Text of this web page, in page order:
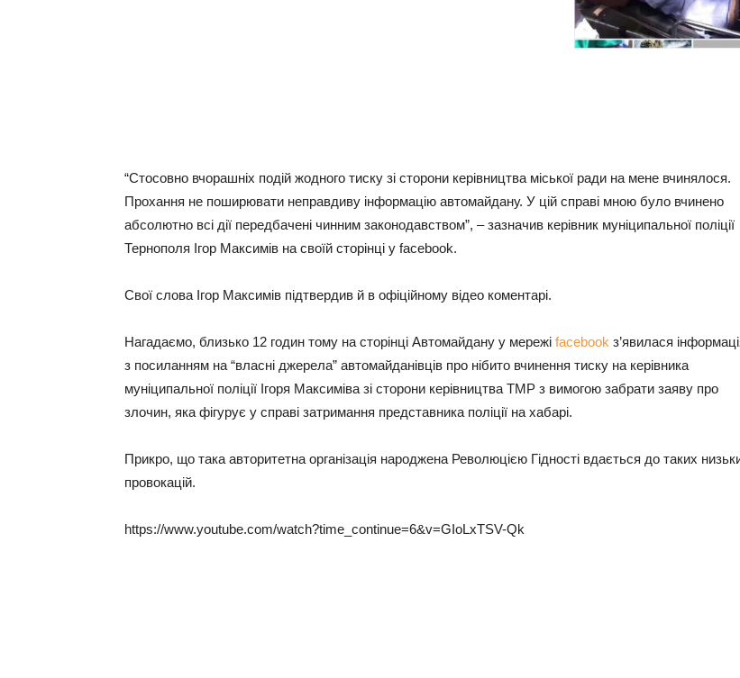
“Стосовно вчорашніх подій жодного тиску зі сторони керівництва міської ради на мене вчинялося.
Прохання не поширювати неправдиву інформацію автомайдану. У цій справі мною було вчинено
абсолютно всі дії передбачені чинним законодавством”, – зазначив керівник муніципальної поліції
Тернополя Ігор Максимів на своїй сторінці у facebook.
Свої слова Ігор Максимів підтвердив й в офіційному відео коментарі.
Нагадаємо, близько 12 годин тому на сторінці Автомайдану у мережі facebook з’явилася
з посиланням на “власні джерела” автомайданівців про нібито вчинення тиску на керівника
муніципальної поліції Ігоря Максиміва зі сторони керівництва ТМР з вимогою забрати заяву про
злочин, яка фігурує у справі затримання представника поліції на хабарі.
Прикро, що така авторитетна організація народжена Революцією Гідності вдається до таких
провокацій.
https://www.youtube.com/watch?time_continue=6&v=GIoLxTSV-Qk